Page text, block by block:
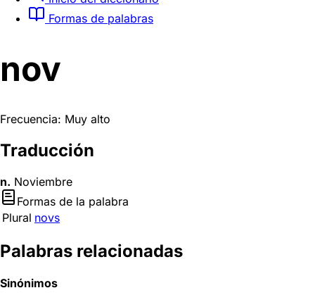
Formas de palabras
nov
Frecuencia: Muy alto
Traducción
n. Noviembre
Formas de la palabra
Plural novs
Palabras relacionadas
Sinónimos